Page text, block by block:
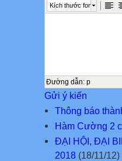
Kích thước font
Đường dẫn: p
Gửi ý kiến
Thông báo
Hàm Cường 2
ĐẠI HỘI, ĐẠI
2018 (18/11/12)